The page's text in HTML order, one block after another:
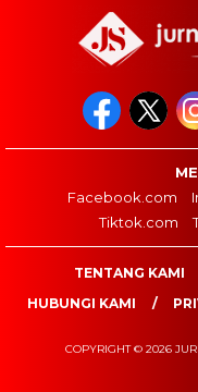
Facebook.com
Tiktok.com
TENTANG KAMI
HUBUNGI KAMI
COPYRIGHT © 2026